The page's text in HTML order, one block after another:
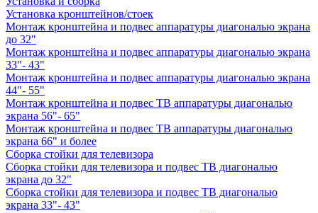
Установка кронштейнов/стоек
Монтаж кронштейна и подвес аппаратуры диагональю экрана
до 32"
Монтаж кронштейна и подвес аппаратуры диагональю экрана
33"- 43"
Монтаж кронштейна и подвес аппаратуры диагональю экрана
44"- 55"
Монтаж кронштейна и подвес ТВ аппаратуры диагональю
экрана 56"- 65"
Монтаж кронштейна и подвес ТВ аппаратуры диагональю
экрана 66" и более
Сборка стойки для телевизора
Сборка стойки для телевизора и подвес ТВ диагональю
экрана до 32"
Сборка стойки для телевизора и подвес ТВ диагональю
экрана 33"- 43"